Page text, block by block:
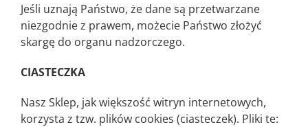
Jeśli uznają Państwo, że dane są przetwarzane
niezgodnie z prawem, możecie Państwo złożyć
skargę do organu nadzorczego.
CIASTECZKA
Nasz Sklep, jak większość witryn internetowych,
korzysta z tzw. plików cookies (ciasteczek). Pliki te: